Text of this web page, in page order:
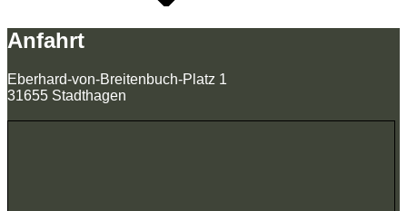
Anfahrt
Eberhard-von-Breitenbuch-Platz 1
31655 Stadthagen